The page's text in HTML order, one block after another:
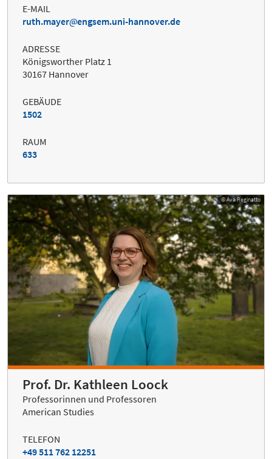
E-MAIL
ruth.mayer
engsem.uni-hannover.de
ADRESSE
Königsworther Platz 1
30167 Hannover
GEBÄUDE
1502
RAUM
633
© Ava Reginatto
Prof. Dr. Kathleen Loock
Professorinnen und Professoren
American Studies
TELEFON
+49 511 762 12251